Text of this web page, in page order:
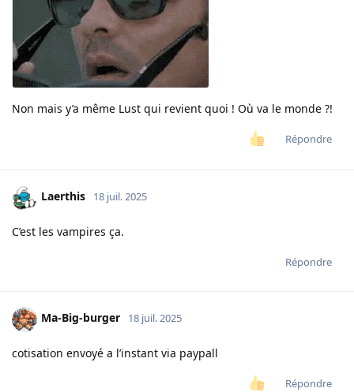
Non mais y’a même Lust qui revient quoi ! Où va le monde ?!
Répondre
Laerthis 18 juil. 2025
C’est les vampires ça.
Répondre
Ma-Big-burger 18 juil. 2025
cotisation envoyé a l’instant via paypall
Répondre